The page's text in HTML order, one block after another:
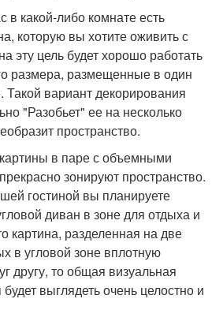
в какой-либо комнате есть
которую вы хотите оживить с
эту цель будет хорошо работать
размера, размещенные в один
Такой вариант декорирования
"Разобьет" ее на несколько
пространство.
в паре с объемными
зонируют пространство.
гостиной вы планируете
диван в зоне для отдыха и
картина, разделенная на две
в угловой зоне вплотную
другу, то общая визуальная
выглядеть очень целостно и